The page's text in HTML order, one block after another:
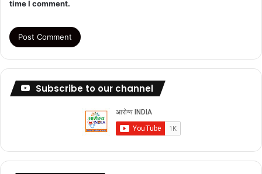
time I comment.
Subscribe to our channel